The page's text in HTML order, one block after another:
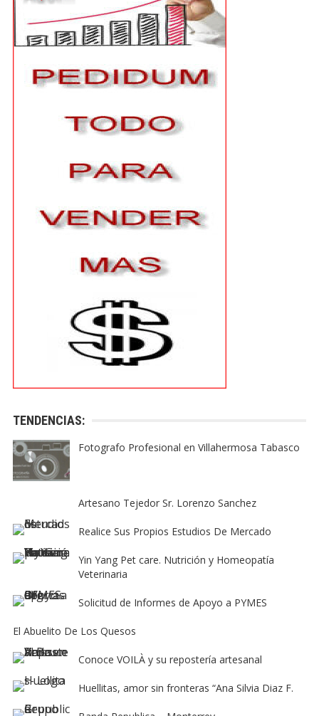
TENDENCIAS:
Fotografo Profesional en Villahermosa Tabasco
Artesano Tejedor Sr. Lorenzo Sanchez
Realice Sus Propios Estudios De Mercado
Yin Yang Pet care. Nutrición y Homeopatía
Veterinaria
Solicitud de Informes de Apoyo a PYMES
El Abuelito De Los Quesos
Conoce VOILÀ y su repostería artesanal
Huellitas, amor sin fronteras “Ana Silvia Diaz F.